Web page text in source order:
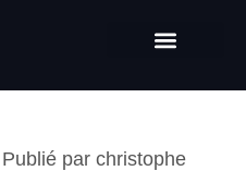
Publié par christophe